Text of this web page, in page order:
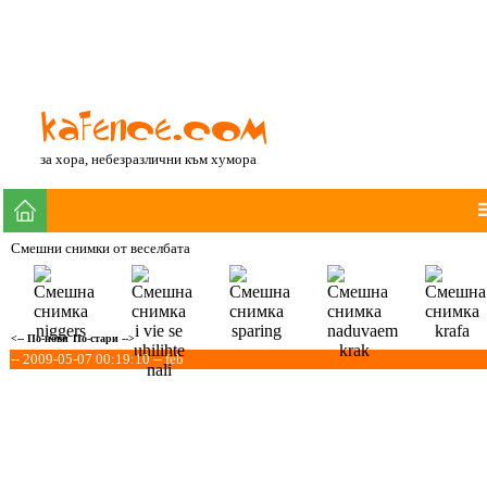
за хора, небезразлични към хумора
Смешни снимки от веселбата
<-- По-нови По-стари -->
-- 2009-05-07 00:19:10 -- feb